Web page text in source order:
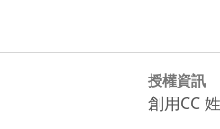
授權資訊
創用CC